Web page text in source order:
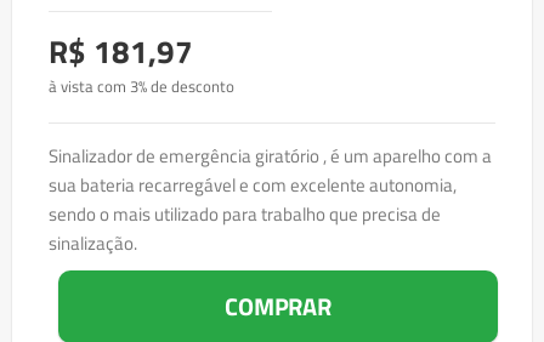
R$ 181,97
à vista com 3% de desconto
Sinalizador de emergência giratório , é um aparelho com a
sua bateria recarregável e com excelente autonomia,
sendo o mais utilizado para trabalho que precisa de
sinalização.
COMPRAR